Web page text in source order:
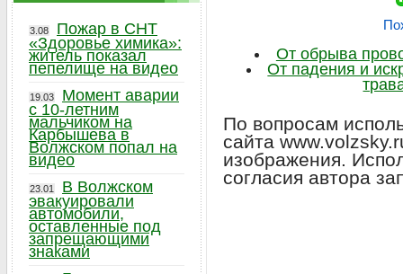
От обрыва
От падения и
По вопросам
сайта
изображения.
согласия автора
3.08
Пожар в СНТ
«Здоровье химика»:
житель показал
пепелище на видео
19.03
Момент аварии
с 10-летним
мальчиком на
Карбышева в
Волжском попал на
видео
23.01
В Волжском
эвакуировали
автомобили,
оставленные под
запрещающими
знаками